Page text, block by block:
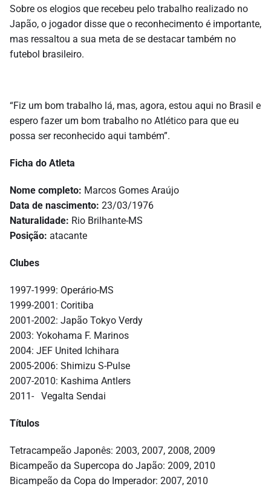
Sobre os elogios que recebeu pelo trabalho realizado no
Japão, o jogador disse que o reconhecimento é importante,
mas ressaltou a sua meta de se destacar também no
futebol brasileiro.
“Fiz um bom trabalho lá, mas, agora, estou aqui no Brasil e
espero fazer um bom trabalho no Atlético para que eu
possa ser reconhecido aqui também”.
Ficha do Atleta
Nome completo: Marcos Gomes Araújo
Data de nascimento: 23/03/1976
Naturalidade: Rio Brilhante-MS
Posição: atacante
Clubes
1997-1999: Operário-MS
1999-2001: Coritiba
2001-2002: Japão Tokyo Verdy
2003: Yokohama F. Marinos
2004: JEF United Ichihara
2005-2006: Shimizu S-Pulse
2007-2010: Kashima Antlers
2011- Vegalta Sendai
Títulos
Tetracampeão Japonês: 2003, 2007, 2008, 2009
Bicampeão da Supercopa do Japão: 2009, 2010
Bicampeão da Copa do Imperador: 2007, 2010